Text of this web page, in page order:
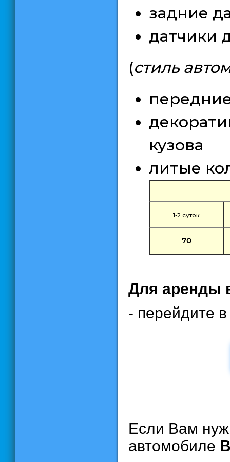
задние
датчики
(стиль
кузова
литые
1-2 суток
70
Для аренды
- перейдите
Если Вам
автомобиле